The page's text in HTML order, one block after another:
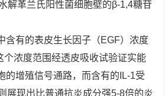
解革兰氏阳性菌细胞壁的β-1,4糖苷
含有的表皮生长因子（EGF）浓度
个浓度范围经透皮吸收试验证实能
的增殖信号通路，而含有的IL-1受
展现出比普通抗炎成分强5-8倍的炎